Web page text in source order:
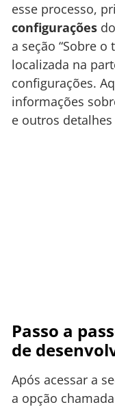
esse processo,
configurações
a seção “Sobre
localizada na
configurações.
informações
e outros
Passo a
de
Após acessar a
a opção